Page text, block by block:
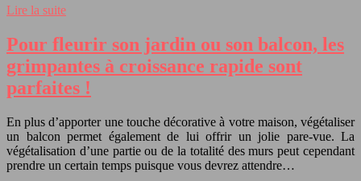
Lire la suite
Pour fleurir son jardin ou son balcon, les
grimpantes à croissance rapide sont
parfaites !
En plus d’apporter une touche décorative à votre maison, végétaliser
un balcon permet également de lui offrir un jolie pare-vue. La
végétalisation d’une partie ou de la totalité des murs peut cependant
prendre un certain temps puisque vous devrez attendre…